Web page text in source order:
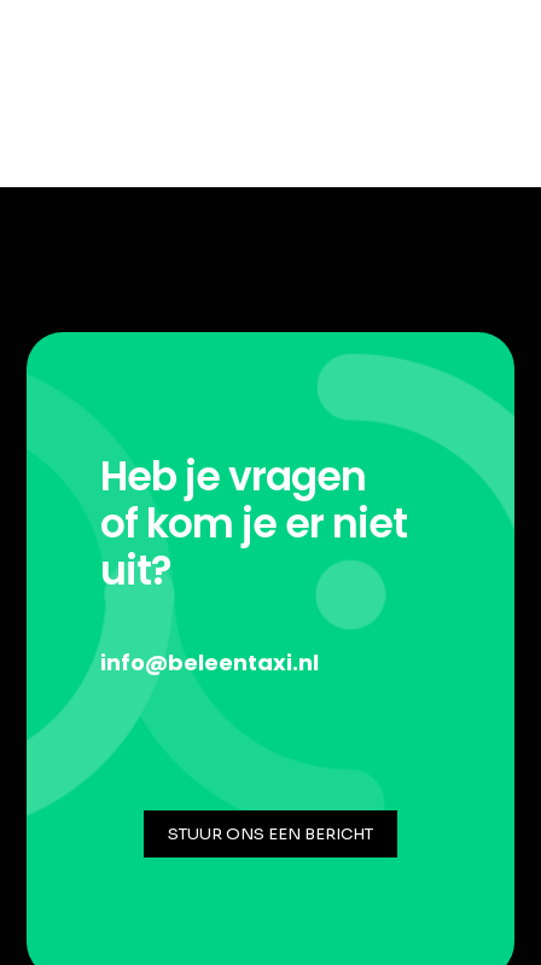
Heb je vragen
of kom je er niet
uit?
info@beleentaxi.nl
STUUR ONS EEN BERICHT